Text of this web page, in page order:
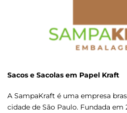
Sacos e Sacolas em Papel Kraft
A SampaKraft é uma empresa
cidade de São Paulo. Fundada em